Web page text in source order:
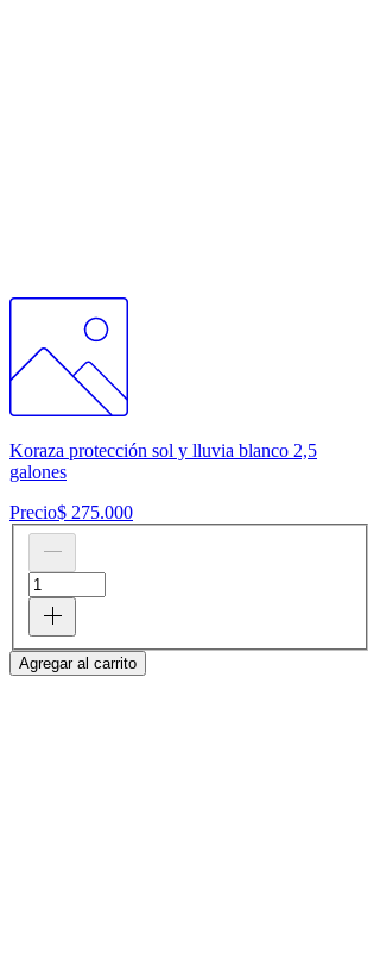
Koraza protección sol y lluvia blanco 2,5
galones
Precio$ 275.000
Agregar al carrito